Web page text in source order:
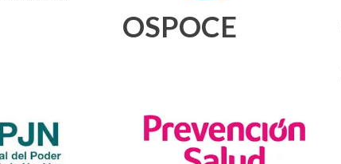
OSPOCE